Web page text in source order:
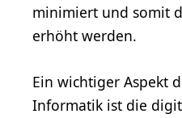
minimiert und somit
erhöht werden.
Ein wichtiger Aspekt
Informatik ist die